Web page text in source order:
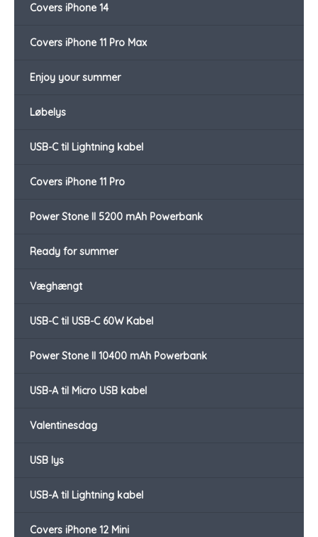
Covers iPhone 14
Covers iPhone 11 Pro Max
Enjoy your summer
Løbelys
USB-C til Lightning kabel
Covers iPhone 11 Pro
Power Stone II 5200 mAh Powerbank
Ready for summer
Væghængt
USB-C til USB-C 60W Kabel
Power Stone II 10400 mAh Powerbank
USB-A til Micro USB kabel
Valentinesdag
USB lys
USB-A til Lightning kabel
Covers iPhone 12 Mini